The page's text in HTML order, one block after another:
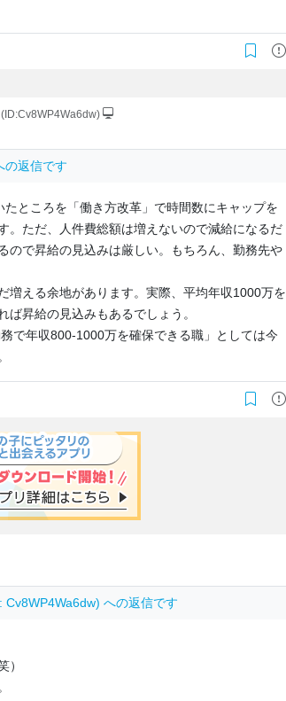
(ID:Cv8WP4Wa6dw)
の返信です
ところを「働き方改革」で時間数にキャップを
。ただ、人件費総額は増えないので減給になるだ
ので昇給の見込みは厳しい。もちろん、勤務先や
増える余地があります。実際、平均年収1000万を
昇給の見込みもあるでしょう。
で年収800-1000万を確保できる職」としては今
Cv8WP4Wa6dw) への返信です
笑）